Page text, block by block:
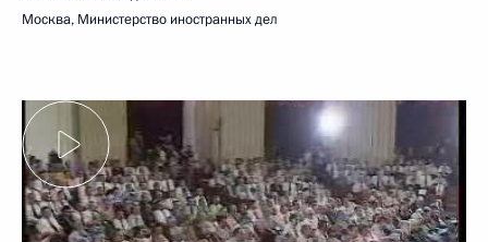
Москва, Министерство иностранных дел